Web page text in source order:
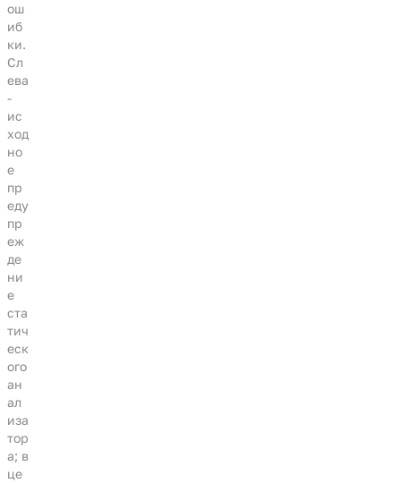
ош
иб
ки.
Сл
ева
-
ис
ход
но
е
пр
еду
пр
еж
де
ни
е
ста
тич
еск
ого
ан
ал
иза
тор
а; в
це